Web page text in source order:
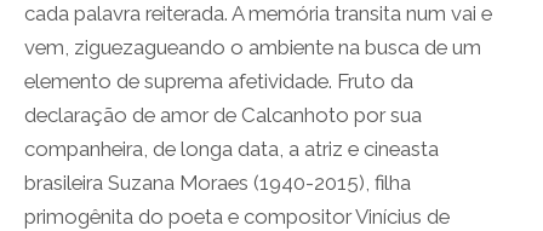
cada palavra reiterada. A memória transita num vai e
vem, ziguezagueando o ambiente na busca de um
elemento de suprema afetividade. Fruto da
declaração de amor de Calcanhoto por sua
companheira, de longa data, a atriz e cineasta
brasileira Suzana Moraes (1940-2015), filha
primogênita do poeta e compositor Vinícius de